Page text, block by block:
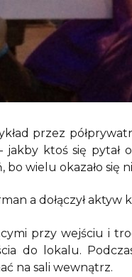
przez
jakby ktoś się pytał
bo wielu okazało
a dołączył aktyw
przy wejściu i
do lokalu.
na sali wewnątrz.